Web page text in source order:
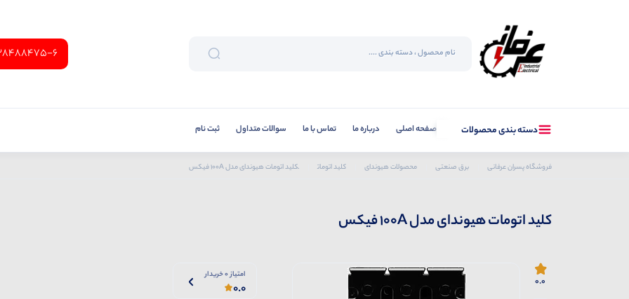
6
دسته بندی محصولات صفحه اصلی درباره ما تماس با ما سوالات متداول ثبت نام
فروشگاه پسران عرفانی برق صنعتی محصولات هیوندای کلید اتومات کلید اتومات هیوندای مدل 100A فیکس
کلید اتومات هیوندای مدل 100A فیکس
0.0
امتیاز 0 خریدار
0.0